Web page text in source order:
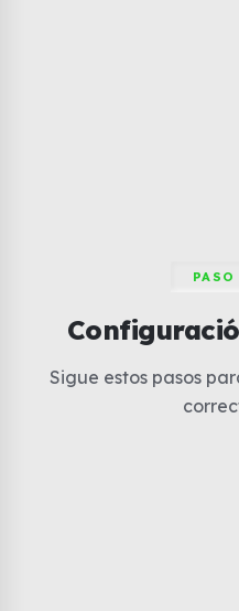
Sigue estos pasos